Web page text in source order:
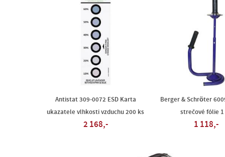
Antistat 309-0072 ESD Karta
ukazatele vlhkosti vzduchu 200 ks
2 168,-
Berger & Schröter
strečové fólie 1
1 118,-